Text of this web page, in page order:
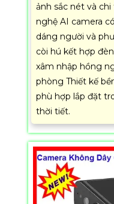
ảnh sắc nét và
nghệ AI camera
dáng người và
còi hú kết hợp
xâm nhập hồng
phòng Thiết kế
phù hợp lắp đặt
thời tiết.